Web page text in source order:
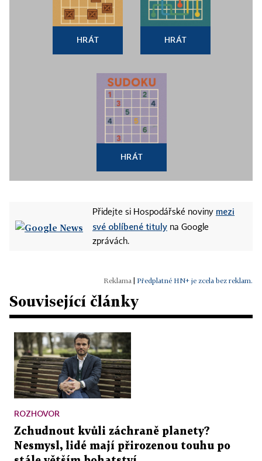
HRÁT HRÁT
HRÁT
Přidejte si Hospodářské noviny mezi
své oblíbené tituly na Google
zprávách.
Předplatné HN+ je zcela bez reklam.
Související články
ROZHOVOR
Zchudnout kvůli záchraně planety?
Nesmysl, lidé mají přirozenou touhu po